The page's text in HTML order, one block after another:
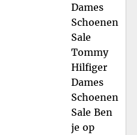
Dames
Schoenen
Sale
Tommy
Hilfiger
Dames
Schoenen
Sale Ben
je op